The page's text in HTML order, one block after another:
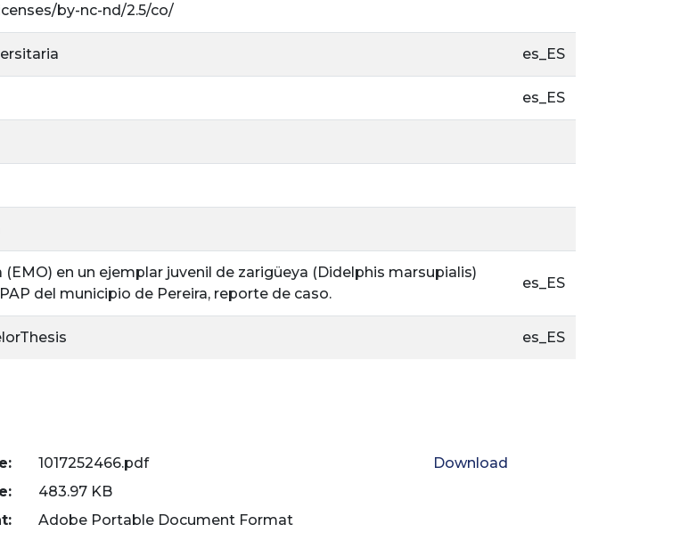
by-nc-nd/2.5/co/
es_ES
es_ES
en un ejemplar juvenil de zarigüeya (Didelphis marsupialis)
del municipio de Pereira, reporte de caso.
es_ES
es_ES
1017252466.pdf
483.97 KB
Adobe Portable Document Format
Download